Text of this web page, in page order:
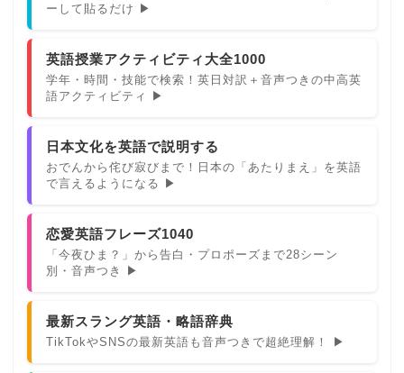
ーして貼るだけ ▶
英語授業アクティビティ大全1000
学年・時間・技能で検索！英日対訳＋音声つきの中高英
語アクティビティ ▶
日本文化を英語で説明する
おでんから侘び寂びまで！日本の「あたりまえ」を英語
で言えるようになる ▶
恋愛英語フレーズ1040
「今夜ひま？」から告白・プロポーズまで28シーン
別・音声つき ▶
最新スラング英語・略語辞典
TikTokやSNSの最新英語も音声つきで超絶理解！ ▶